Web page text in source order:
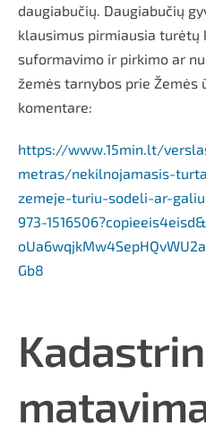
daugiabučių. Daugiabučių
klausimus pirmiausia turėtų
suformavimo ir pirkimo ar
žemės tarnybos prie Žemės
komentare:
https://www.15min.lt/
metras/nekilnojamasis-
zemeje-turiu-sodeli-ar-
973-
Gb8